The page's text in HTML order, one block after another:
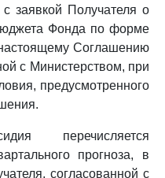
заявкой Получателя о
Фонда по форме
Соглашению
с Министерством, при
предусмотренного
перечисляется
прогноза, в
согласованной с